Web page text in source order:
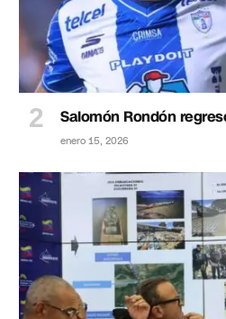
Salomón Rondón
enero 15, 2026